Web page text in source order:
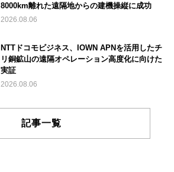
8000km離れた遠隔地からの建機操縦に成功
2026.08.06
NTTドコモビジネス、IOWN APNを活用したチ
リ銅鉱山の遠隔オペレーション高度化に向けた
実証
2026.08.06
記事一覧